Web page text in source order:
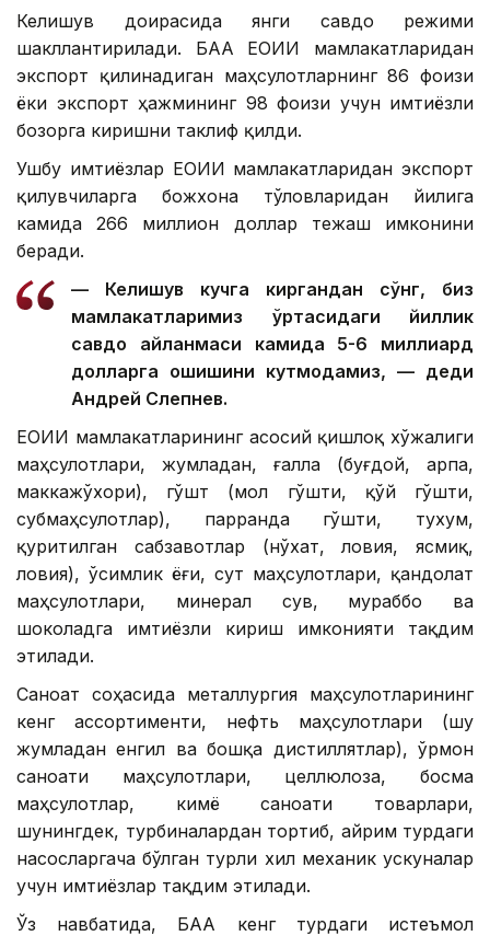
Келишув доирасида янги савдо режими
шакллантирилади. БАА ЕОИИ мамлакатларидан
экспорт қилинадиган маҳсулотларнинг 86 фоизи
ёки экспорт ҳажмининг 98 фоизи учун имтиёзли
бозорга киришни таклиф қилди.
Ушбу имтиёзлар ЕОИИ мамлакатларидан экспорт
қилувчиларга божхона тўловларидан йилига
камида 266 миллион доллар тежаш имконини
беради.
— Келишув кучга киргандан сўнг, биз
мамлакатларимиз ўртасидаги йиллик
савдо айланмаси камида 5-6 миллиард
долларга ошишини кутмоқдамиз, — деди
Андрей Слепнев.
ЕОИИ мамлакатларининг асосий қишлоқ хўжалиги
маҳсулотлари, жумладан, ғалла (буғдой, арпа,
маккажўхори), гўшт (мол гўшти, қўй гўшти,
субмаҳсулотлар), парранда гўшти, тухум,
қуритилган сабзавотлар (нўхат, ловия, ясмиқ,
ловия), ўсимлик ёғи, сут маҳсулотлари, қандолат
маҳсулотлари, минерал сув, мураббо ва
шоколадга имтиёзли кириш имконияти тақдим
этилади.
Саноат соҳасида металлургия маҳсулотларининг
кенг ассортименти, нефть маҳсулотлари (шу
жумладан енгил ва бошқа дистиллятлар), ўрмон
саноати маҳсулотлари, целлюлоза, босма
маҳсулотлар, кимё саноати товарлари,
шунингдек, турбиналардан тортиб, айрим турдаги
насосларгача бўлган турли хил механик ускуналар
учун имтиёзлар тақдим этилади.
Ўз навбатида, БАА кенг турдаги истеъмол